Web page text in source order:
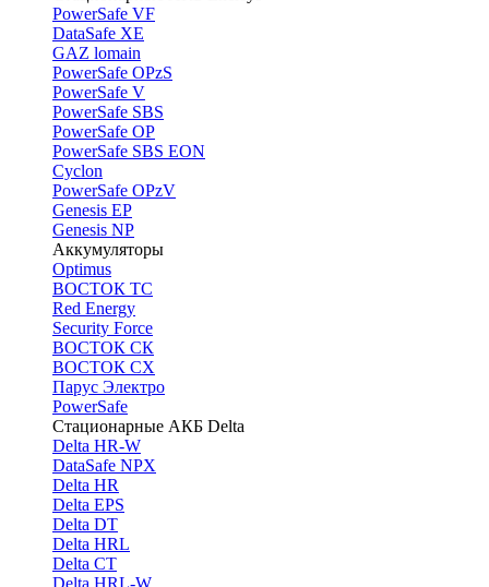
PowerSafe VF
DataSafe XE
GAZ lomain
PowerSafe OPzS
PowerSafe V
PоwerSafe SBS
PowerSafe OP
PоwerSafe SBS EON
Cyclon
PowerSafe OPzV
Genesis EP
Genesis NP
Аккумуляторы
Optimus
ВОСТОК ТС
Red Energy
Security Force
ВОСТОК СК
ВОСТОК СХ
Парус Электро
PowerSafe
Стационарные АКБ Delta
Delta HR-W
DataSafe NPX
Delta HR
Delta EPS
Delta DT
Delta HRL
Delta CT
Delta HRL-W